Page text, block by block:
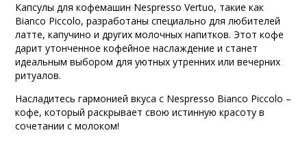
Капсулы для кофемашин Nespresso Vertuo, такие как
Bianco Piccolo, разработаны специально для любителей
латте, капучино и других молочных напитков. Этот кофе
дарит утонченное кофейное наслаждение и станет
идеальным выбором для уютных утренних или вечерних
ритуалов.
Насладитесь гармонией вкуса с Nespresso Bianco Piccolo –
кофе, который раскрывает свою истинную красоту в
сочетании с молоком!